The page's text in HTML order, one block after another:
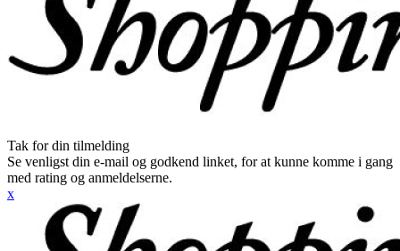
Tak for din tilmelding
Se venligst din e-mail og godkend linket, for at kunne komme i gang
med rating og anmeldelserne.
x